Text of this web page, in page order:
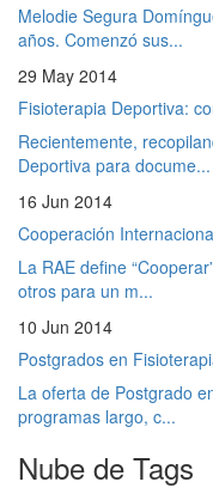
Melodie Segura
años. Comenzó sus...
29 May 2014
Fisioterapia Deportiva:
Recientemente,
Deportiva para docume...
16 Jun 2014
Cooperación
La RAE define
otros para un m...
10 Jun 2014
Postgrados en
La oferta de Postgrado
programas largo, c...
Nube de Tags